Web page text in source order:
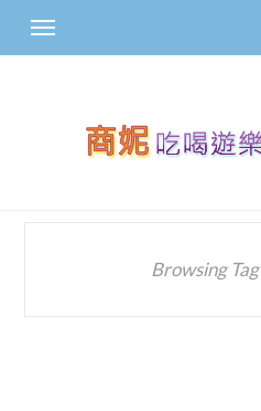
Browsing Tag